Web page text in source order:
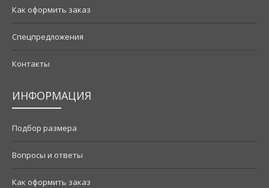
Как оформить заказ
Спецпредложения
Контакты
ИНФОРМАЦИЯ
Подбор размера
Вопросы и ответы
Как оформить заказ